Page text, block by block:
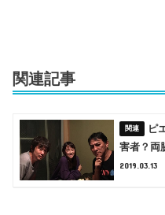
関連記事
ピ
害者？両
2019.03.13